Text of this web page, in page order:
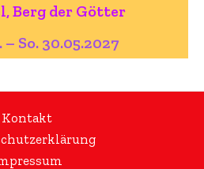
Berg der Götter
– So. 30.05.2027
Kontakt